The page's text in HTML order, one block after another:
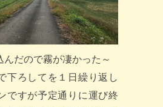
んだので霧が凄かった～
下ろしてを１日繰り返し
ですが予定通りに運び終